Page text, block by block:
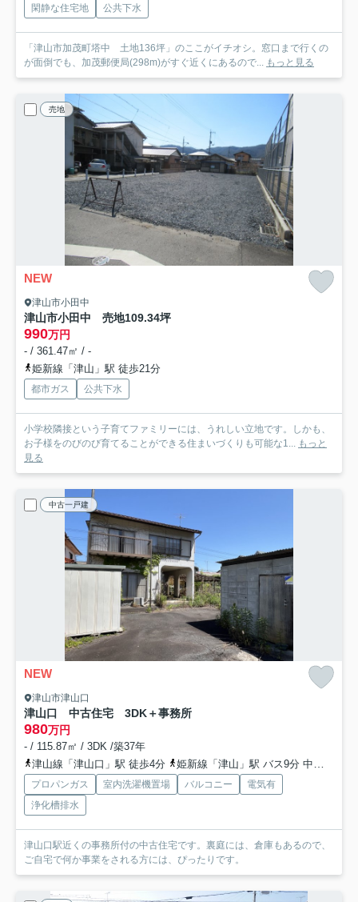
閑静な住宅地 公共下水
「津山市加茂町塔中 土地136坪」のここがイチオシ。窓口まで行くの
が面倒でも、加茂郵便局(298m)がすぐ近くにあるので... もっと見る
売地
NEW
津山市小田中
津山市小田中 売地109.34坪
990万円
- / 361.47㎡ / -
姫新線「津山」駅 徒歩21分
都市ガス 公共下水
小学校隣接という子育てファミリーには、うれしい立地です。しかも、
お子様をのびのび育てることができる住まいづくりも可能な1... もっと
見る
中古一戸建
NEW
津山市津山口
津山口 中古住宅 3DK＋事務所
980万円
- / 115.87㎡ / 3DK /築37年
津山線「津山口」駅 徒歩4分
姫新線「津山」駅 バス9分 中鉄バス/中鉄北部バス「津山口駅前」 停歩1分
プロパンガス 室内洗濯機置場 バルコニー
電気有
浄化槽排水
津山口駅近くの事務所付の中古住宅です。裏庭には、倉庫もあるので、
ご自宅で何か事業をされる方には、ぴったりです。